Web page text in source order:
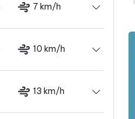
7 km/h
10 km/h
13 km/h